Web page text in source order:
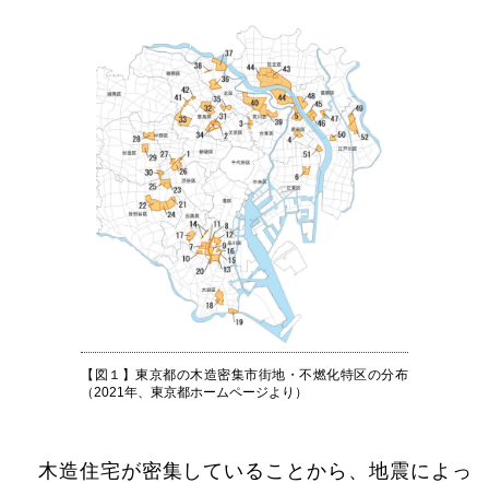
【図１】東京都の木造密集市街地・不燃化特区の分布
（2021年、東京都ホームページより）
木造住宅が密集していることから、地震によっ